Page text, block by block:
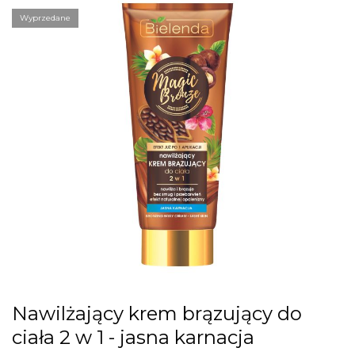
the
end
Wyprzedane
Skip
to
the
Nawilżający krem brązujący do
ciała 2 w 1 - jasna karnacja